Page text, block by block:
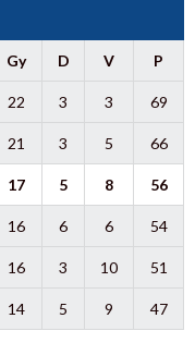
Gy D V P
22 3 3 69
21 3 5 66
17 5 8 56
16 6 6 54
16 3 10 51
14 5 9 47